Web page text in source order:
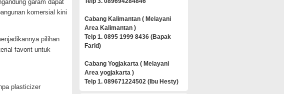
garam dapat
komersial kini
pilihan
favorit untuk
plasticizer
Cabang Kalimantan ( Melayani
Area Kalimantan )
Telp 1. 0895 1999 8436 (Bapak
Farid)
Cabang Yogjakarta ( Melayani
Area yogjakarta )
Telp 1. 089671224502 (Ibu Hesty)